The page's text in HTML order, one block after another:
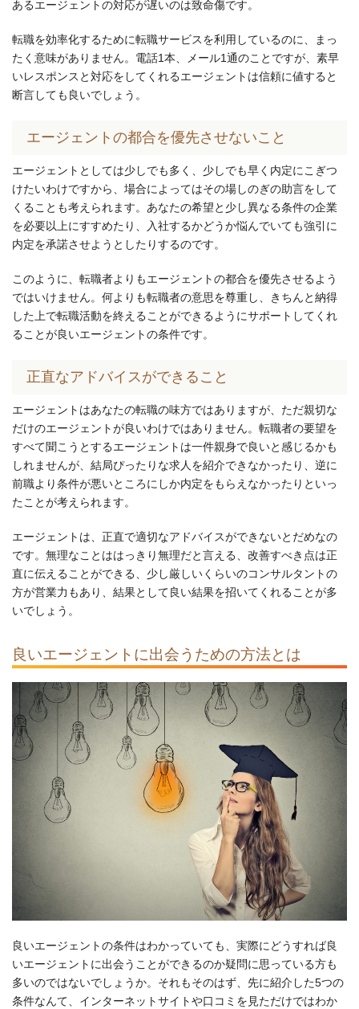
あるエージェントの対応が遅いのは致命傷です。
転職を効率化するために転職サービスを利用しているのに、まっ
たく意味がありません。電話1本、メール1通のことですが、素早
いレスポンスと対応をしてくれるエージェントは信頼に値すると
断言しても良いでしょう。
エージェントの都合を優先させないこと
エージェントとしては少しでも多く、少しでも早く内定にこぎつ
けたいわけですから、場合によってはその場しのぎの助言をして
くることも考えられます。あなたの希望と少し異なる条件の企業
を必要以上にすすめたり、入社するかどうか悩んでいても強引に
内定を承諾させようとしたりするのです。
このように、転職者よりもエージェントの都合を優先させるよう
ではいけません。何よりも転職者の意思を尊重し、きちんと納得
した上で転職活動を終えることができるようにサポートしてくれ
ることが良いエージェントの条件です。
正直なアドバイスができること
エージェントはあなたの転職の味方ではありますが、ただ親切な
だけのエージェントが良いわけではありません。転職者の要望を
すべて聞こうとするエージェントは一件親身で良いと感じるかも
しれませんが、結局ぴったりな求人を紹介できなかったり、逆に
前職より条件が悪いところにしか内定をもらえなかったりといっ
たことが考えられます。
エージェントは、正直で適切なアドバイスができないとだめなの
です。無理なことははっきり無理だと言える、改善すべき点は正
直に伝えることができる、少し厳しいくらいのコンサルタントの
方が営業力もあり、結果として良い結果を招いてくれることが多
いでしょう。
良いエージェントに出会うための方法とは
良いエージェントの条件はわかっていても、実際にどうすれば良
いエージェントに出会うことができるのか疑問に思っている方も
多いのではないでしょうか。それもそのはず、先に紹介した5つの
条件なんて、インターネットサイトや口コミを見ただけではわか